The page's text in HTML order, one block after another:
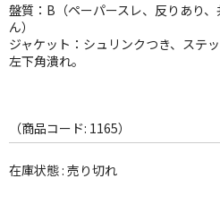
ROCK
WORLD
その他
盤質：B（ペーパースレ、反りあり
ん）
ジャケット：シュリンクつき、ステ
左下角潰れ。
（商品コード: 1165）
在庫状態 : 売り切れ